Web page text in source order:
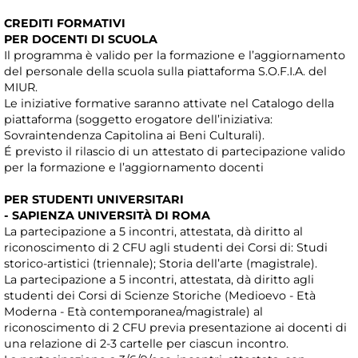
CREDITI FORMATIVI
PER DOCENTI DI SCUOLA
Il programma è valido per la formazione e l’aggiornamento
del personale della scuola sulla piattaforma S.O.F.I.A. del
MIUR.
Le iniziative formative saranno attivate nel Catalogo della
piattaforma (soggetto erogatore dell’iniziativa:
Sovraintendenza Capitolina ai Beni Culturali).
É previsto il rilascio di un attestato di partecipazione valido
per la formazione e l’aggiornamento docenti
PER STUDENTI UNIVERSITARI
- SAPIENZA UNIVERSITÀ DI ROMA
La partecipazione a 5 incontri, attestata, dà diritto al
riconoscimento di 2 CFU agli studenti dei Corsi di: Studi
storico-artistici (triennale); Storia dell’arte (magistrale).
La partecipazione a 5 incontri, attestata, dà diritto agli
studenti dei Corsi di Scienze Storiche (Medioevo - Età
Moderna - Età contemporanea/magistrale) al
riconoscimento di 2 CFU previa presentazione ai docenti di
una relazione di 2-3 cartelle per ciascun incontro.